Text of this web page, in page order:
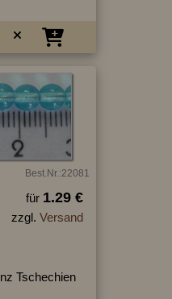
Best.Nr.:22081
für 1.29 €
zzgl. Versand
Tschechien